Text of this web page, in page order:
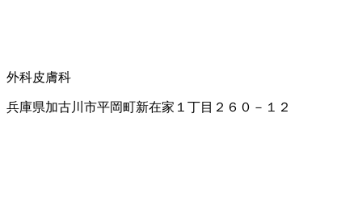
外科皮膚科
兵庫県加古川市平岡町新在家１丁目２６０－１２